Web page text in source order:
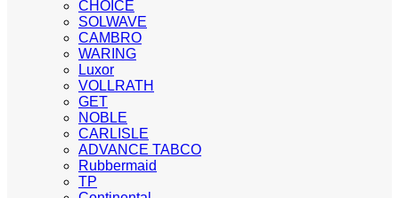
CHOICE
SOLWAVE
CAMBRO
WARING
Luxor
VOLLRATH
GET
NOBLE
CARLISLE
ADVANCE TABCO
Rubbermaid
TP